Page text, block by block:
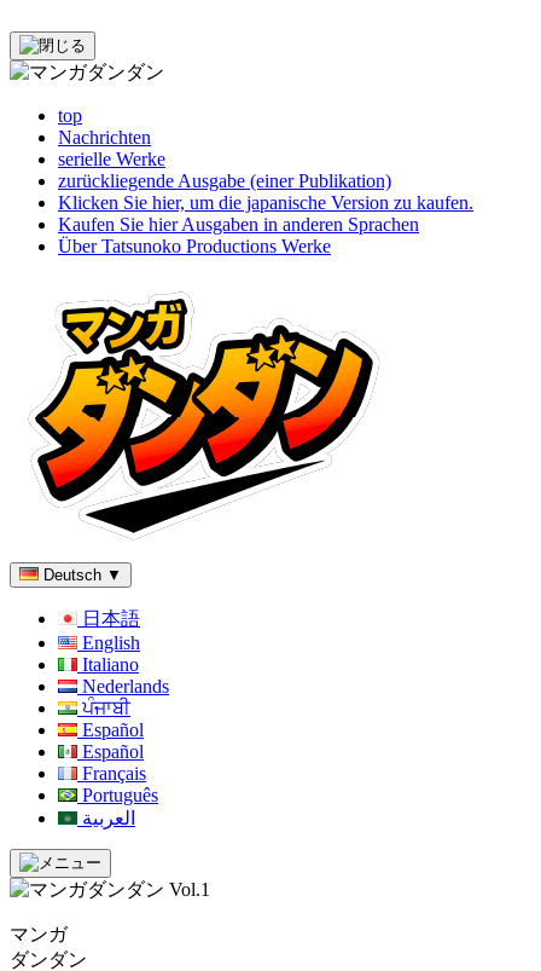
top
Nachrichten
serielle Werke
zurückliegende Ausgabe (einer Publikation)
Klicken Sie hier, um die japanische Version zu kaufen.
Kaufen Sie hier Ausgaben in anderen Sprachen
Über Tatsunoko Productions Werke
Deutsch ▼
日本語
English
Italiano
Nederlands
ਪੰਜਾਬੀ
Español
Español
Français
Português
العربية
マンガ
ダンダン